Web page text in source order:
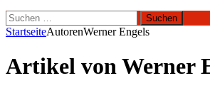
Suchen
nach:
StartseiteAutorenWerner Engels
Artikel von Werner